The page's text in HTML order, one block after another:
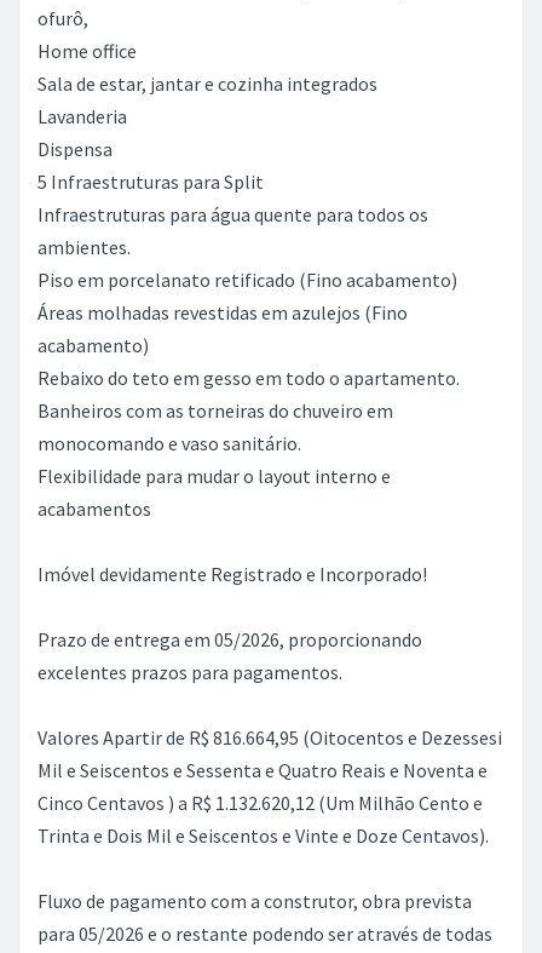
ofurô,
Home office
Sala de estar, jantar e cozinha integrados
Lavanderia
Dispensa
5 Infraestruturas para Split
Infraestruturas para água quente para todos os
ambientes.
Piso em porcelanato retificado (Fino acabamento)
Áreas molhadas revestidas em azulejos (Fino
acabamento)
Rebaixo do teto em gesso em todo o apartamento.
Banheiros com as torneiras do chuveiro em
monocomando e vaso sanitário.
Flexibilidade para mudar o layout interno e
acabamentos
Imóvel devidamente Registrado e Incorporado!
Prazo de entrega em 05/2026, proporcionando
excelentes prazos para pagamentos.
Valores Apartir de R$ 816.664,95 (Oitocentos e Dezessesi
Mil e Seiscentos e Sessenta e Quatro Reais e Noventa e
Cinco Centavos ) a R$ 1.132.620,12 (Um Milhão Cento e
Trinta e Dois Mil e Seiscentos e Vinte e Doze Centavos).
Fluxo de pagamento com a construtor, obra prevista
para 05/2026 e o restante podendo ser através de todas